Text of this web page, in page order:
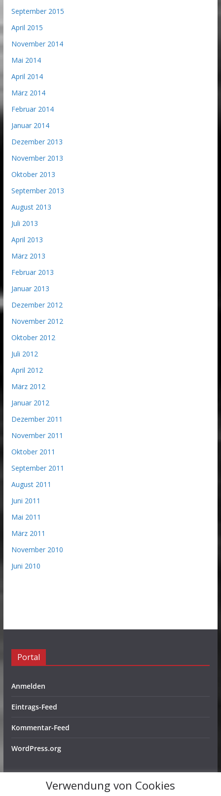
September 2015
April 2015
November 2014
Mai 2014
April 2014
März 2014
Februar 2014
Januar 2014
Dezember 2013
November 2013
Oktober 2013
September 2013
August 2013
Juli 2013
April 2013
März 2013
Februar 2013
Januar 2013
Dezember 2012
November 2012
Oktober 2012
Juli 2012
April 2012
März 2012
Januar 2012
Dezember 2011
November 2011
Oktober 2011
September 2011
August 2011
Juni 2011
Mai 2011
März 2011
November 2010
Juni 2010
Portal
Anmelden
Eintrags-Feed
Kommentar-Feed
WordPress.org
Verwendung von Cookies